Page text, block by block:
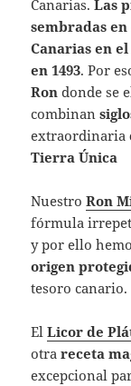
Canarias.Las
sembradas
Canarias en
en 1493. Por
Ron donde se
combinan
extraordinaria
Tierra Única
NuestroRon
fórmula
y por ello
origen
tesoro canario.
ElLicor de
otrareceta
excepcional